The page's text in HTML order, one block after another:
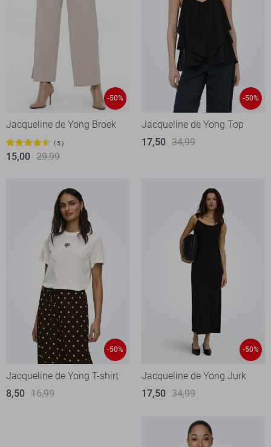
-50%
Jacqueline de Yong Broek
5
15,00 29,99
-50%
Jacqueline de Yong Top
17,50 34,99
-50%
Jacqueline de Yong T-shirt
8,50 16,99
-50%
Jacqueline de Yong Jurk
17,50 34,99